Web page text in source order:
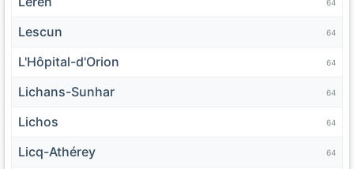
64
Lescun 64
L'Hôpital-d'Orion 64
Lichans-Sunhar 64
Lichos 64
Licq-Athérey 64